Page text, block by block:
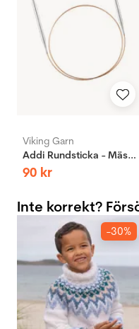
Viking Garn
Addi Rundsticka - Mässing
90 kr
Inte korrekt?
-30%